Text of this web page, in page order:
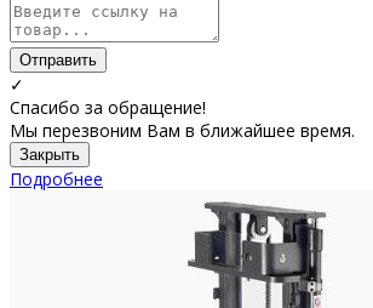
Отправить
✓
Спасибо за обращение!
Мы перезвоним Вам в ближайшее время.
Закрыть
Подробнее